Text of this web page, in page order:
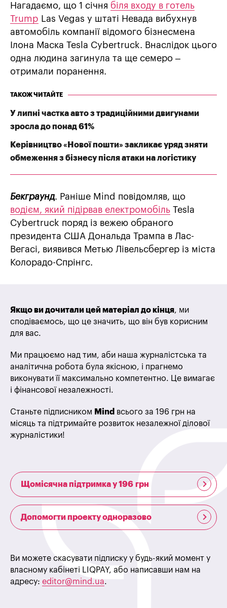
Нагадаємо, що 1 січня біля входу в готель
Trump Las Vegas у штаті Невада вибухнув
автомобіль компанії відомого бізнесмена
Ілона Маска Tesla Cybertruck. Внаслідок цього
одна людина загинула та ще семеро –
отримали поранення.
ТАКОЖ ЧИТАЙТЕ
У липні частка авто з традиційними двигунами
зросла до понад 61%
Керівництво «Нової пошти» закликає уряд зняти
обмеження з бізнесу після атаки на логістику
Бекграунд. Раніше Mind повідомляв, що
водієм, який підірвав електромобіль Tesla
Cybertruck поряд із вежею обраного
президента США Дональда Трампа в Лас-
Вегасі, виявився Метью Лівельсбергер із міста
Колорадо-Спрінгс.
Якщо ви дочитали цей матеріал до кінця, ми
сподіваємось, що це значить, що він був корисним
для вас.
Ми працюємо над тим, аби наша журналістська та
аналітична робота була якісною, і прагнемо
виконувати її максимально компетентно. Це вимагає
і фінансової незалежності.
Станьте підписником Mind всього за 196 грн на
місяць та підтримайте розвиток незалежної ділової
журналістики!
Щомісячна підтримка у 196 грн
Допомогти проекту одноразово
Ви можете скасувати підписку у будь-який момент у
власному кабінеті LIQPAY, або написавши нам на
адресу: editor@mind.ua.